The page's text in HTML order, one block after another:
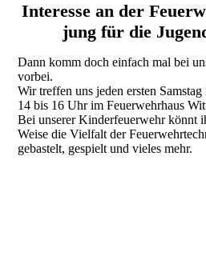
Interesse an der
jung für die
Dann komm doch einfach mal bei
vorbei.
Wir treffen uns jeden ersten
14 bis 16 Uhr im Feuerwehrhaus
Bei unserer Kinderfeuerwehr könnt
Weise die Vielfalt der
gebastelt, gespielt und vieles mehr.